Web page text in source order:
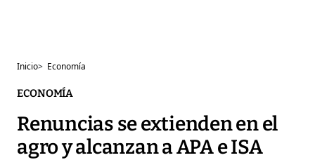
Inicio> Economía
ECONOMÍA
Renuncias se extienden en el
agro y alcanzan a APA e ISA